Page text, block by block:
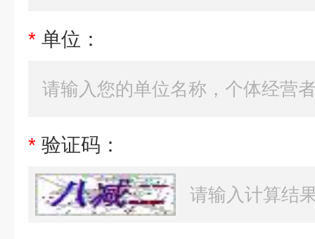
* 单位：
* 验证码：